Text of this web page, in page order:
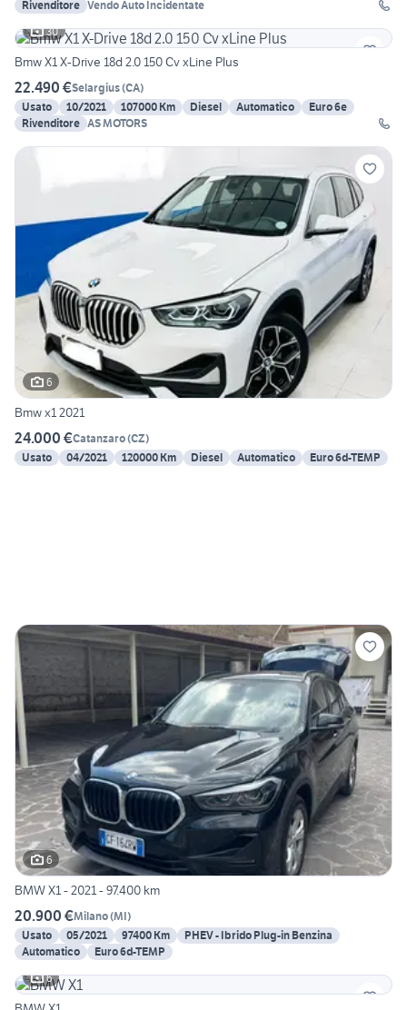
Rivenditore Vendo Auto Incidentate
30
Bmw X1 X-Drive 18d 2.0 150 Cv xLine Plus
22.490 €Selargius(CA)
Usato
10/2021 107000 Km Diesel Automatico
Euro 6e
Rivenditore AS MOTORS
6
Bmw x1 2021
24.000 €Catanzaro(CZ)
Usato
04/2021 120000 Km Diesel Automatico Euro 6d-TEMP
6
BMW X1 - 2021 - 97.400 km
20.900 €Milano(MI)
Usato
05/2021 97400 Km
PHEV - Ibrido Plug-in Benzina
Automatico
Euro 6d-TEMP
6